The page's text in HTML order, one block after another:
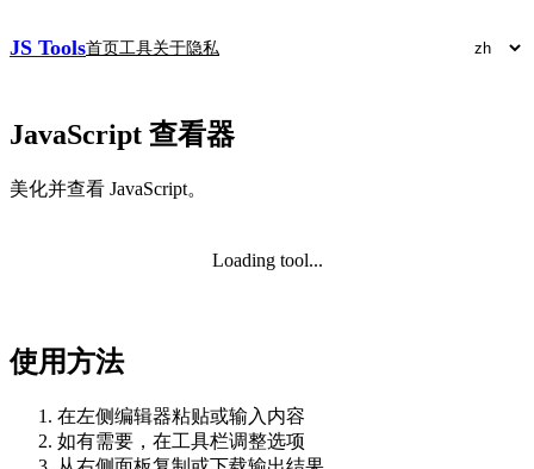
JS Tools首页工具关于隐私
JavaScript 查看器
美化并查看 JavaScript。
Loading tool...
使用方法
在左侧编辑器粘贴或输入内容
如有需要，在工具栏调整选项